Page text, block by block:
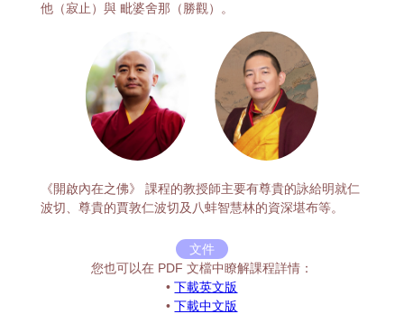
他（寂止）與 毗婆舍那（勝觀）。
《開啟內在之佛》 課程的教授師主要有尊貴的詠給明就仁
波切、尊貴的賈敦仁波切及八蚌智慧林的資深堪布等。
文件
您也可以在 PDF 文檔中瞭解課程詳情：
•下載英文版
•下載中文版